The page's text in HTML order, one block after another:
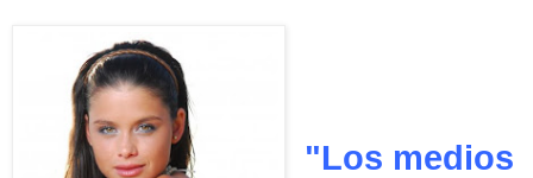
"Los medios